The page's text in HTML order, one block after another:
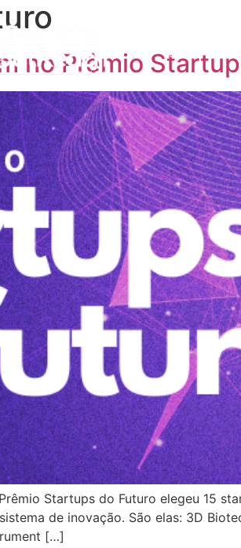
Blog
no Prêmio
Startups do Futuro elegeu 15
de inovação. São elas: 3D
[…]